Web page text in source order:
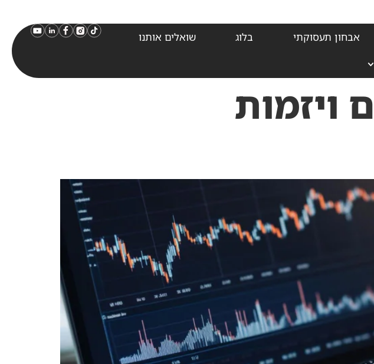
אבחון תעסוקתי בלוג
שואלים אותנו
ויזמות